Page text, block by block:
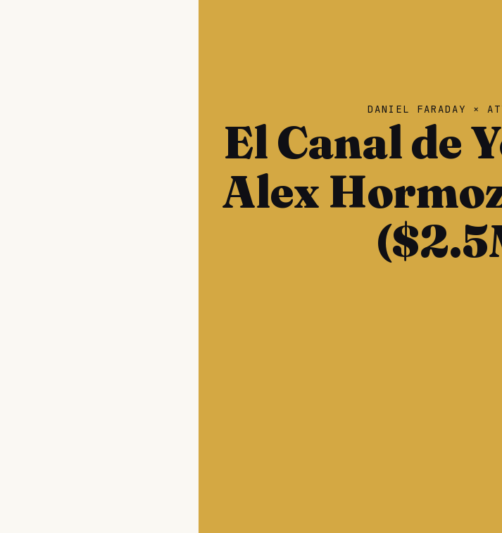
DANIEL FARADAY ×
El Canal de
Alex